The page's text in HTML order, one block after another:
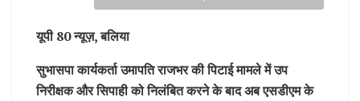
यूपी 80 न्यूज़, बलिया
सुभासपा कार्यकर्ता उमापति राजभर की पिटाई मामले में उप
निरीक्षक और सिपाही को निलंबित करने के बाद अब एसडीएम के